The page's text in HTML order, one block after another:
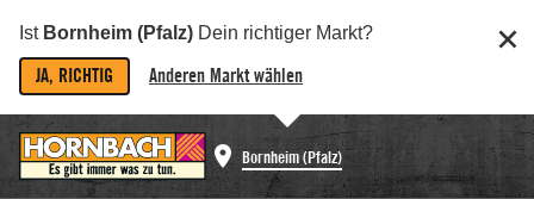
Ist Bornheim (Pfalz) Dein richtiger Markt?
JA, RICHTIG Anderen Markt wählen
Bornheim (Pfalz)